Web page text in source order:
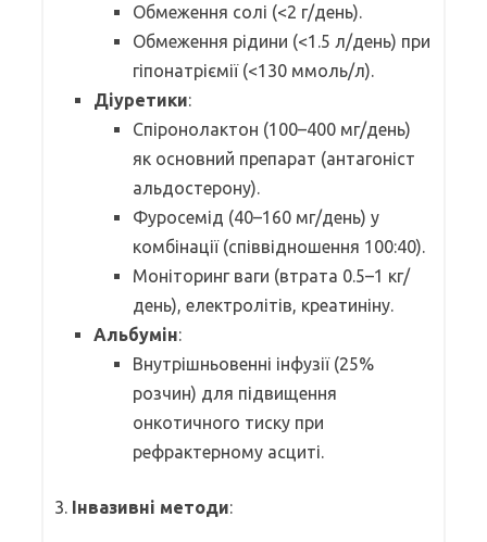
Обмеження солі (<2 г/день).
Обмеження рідини (<1.5 л/день) при
гіпонатріємії (<130 ммоль/л).
Діуретики:
Спіронолактон (100–400 мг/день)
як основний препарат (антагоніст
альдостерону).
Фуросемід (40–160 мг/день) у
комбінації (співвідношення 100:40).
Моніторинг ваги (втрата 0.5–1 кг/
день), електролітів, креатиніну.
Альбумін:
Внутрішньовенні інфузії (25%
розчин) для підвищення
онкотичного тиску при
рефрактерному асциті.
3. Інвазивні методи: